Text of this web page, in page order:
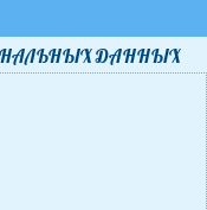
ДАННЫХ